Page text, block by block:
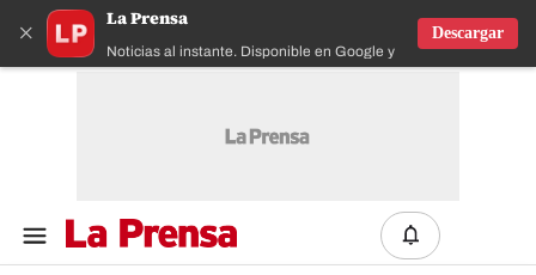
×
La Prensa
Noticias al instante. Disponible en Google y IOS
Descargar